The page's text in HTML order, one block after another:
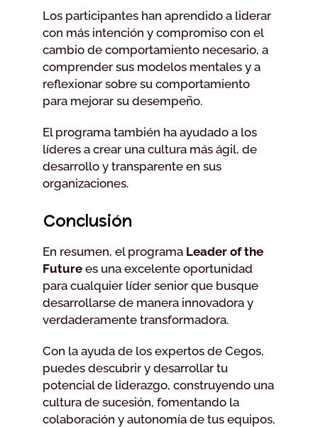
Los participantes han aprendido a liderar
con más intención y compromiso con el
cambio de comportamiento necesario, a
comprender sus modelos mentales y a
reflexionar sobre su comportamiento
para mejorar su desempeño.
El programa también ha ayudado a los
líderes a crear una cultura más ágil, de
desarrollo y transparente en sus
organizaciones.
Conclusión
En resumen, el programa Leader of the
Future es una excelente oportunidad
para cualquier líder senior que busque
desarrollarse de manera innovadora y
verdaderamente transformadora.
Con la ayuda de los expertos de Cegos,
puedes descubrir y desarrollar tu
potencial de liderazgo, construyendo una
cultura de sucesión, fomentando la
colaboración y autonomía de tus equipos,